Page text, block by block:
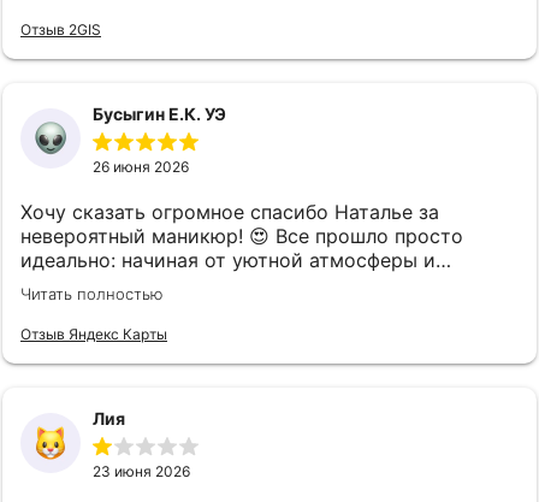
полностью соответствует ожиданиям.
Отзыв 2GIS
Бусыгин Е.К. УЭ
26 июня 2026
Хочу сказать огромное спасибо Наталье за
невероятный маникюр! 😍 Все прошло просто
идеально: начиная от уютной атмосферы и
заканчивая безупречным результатом. Каждый
этап выполнен максимально аккуратно и трепетно,
чувствуется бережное отношение к ногтям.
Читать полностью
Отзыв Яндекс Карты
Лия
23 июня 2026